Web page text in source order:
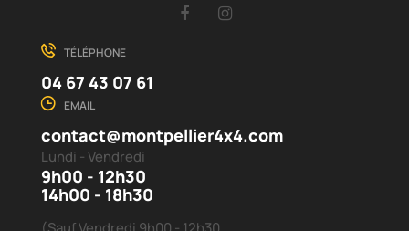
Facebook
TÉLÉPHONE
04 67 43 07 61
EMAIL
contact@montpellier4x4.com
Lundi - Vendredi
9h00 - 12h30
14h00 - 18h30